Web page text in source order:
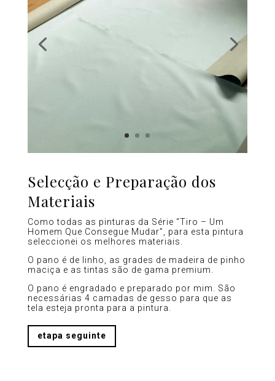
Selecção e Preparação dos
Materiais
Como todas as pinturas da Série “Tiro – Um
Homem Que Consegue Mudar”, para esta pintura
seleccionei os melhores materiais.
O pano é de linho, as grades de madeira de pinho
maciça e as tintas são de gama premium.
O pano é engradado e preparado por mim. São
necessárias 4 camadas de gesso para que as
tela esteja pronta para a pintura.
etapa seguinte